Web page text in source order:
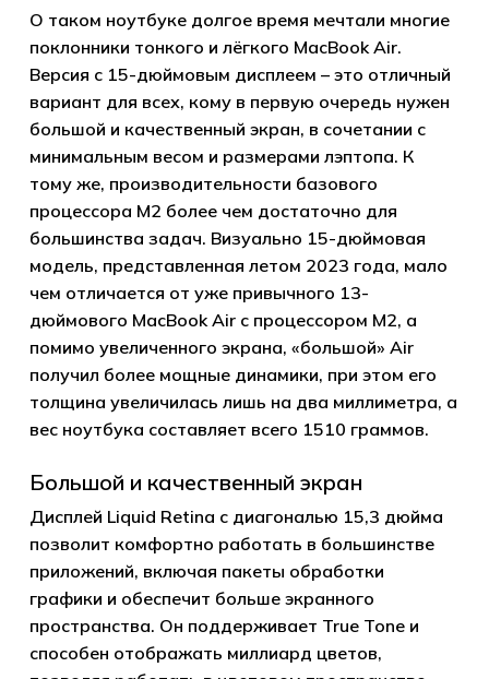
О таком ноутбуке долгое время мечтали многие
поклонники тонкого и лёгкого MacBook Air.
Версия с 15-дюймовым дисплеем – это отличный
вариант для всех, кому в первую очередь нужен
большой и качественный экран, в сочетании с
минимальным весом и размерами лэптопа. К
тому же, производительности базового
процессора M2 более чем достаточно для
большинства задач. Визуально 15-дюймовая
модель, представленная летом 2023 года, мало
чем отличается от уже привычного 13-
дюймового MacBook Air с процессором M2, а
помимо увеличенного экрана, «большой» Air
получил более мощные динамики, при этом его
толщина увеличилась лишь на два миллиметра, а
вес ноутбука составляет всего 1510 граммов.
Большой и качественный экран
Дисплей Liquid Retina с диагональю 15,3 дюйма
позволит комфортно работать в большинстве
приложений, включая пакеты обработки
графики и обеспечит больше экранного
пространства. Он поддерживает True Tone и
способен отображать миллиард цветов,